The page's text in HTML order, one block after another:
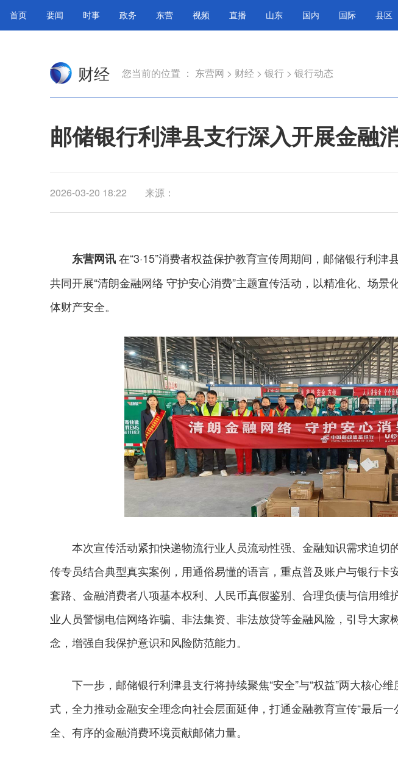
首页 要闻 时事 政务 东营 视频 直播 山东 国内 国际 县区
财经 您当前的位置 ： 东营网 > 财经 > 银行 > 银行动态
邮储银行利津县支行深入开展金融
2026-03-20 18:22 来源：
东营网讯在“3·15”消费者权益保护教育宣传周期间，邮储银行利津
共同开展“清朗金融网络 守护安心消费”主题宣传活动，以精准化、场景
体财产安全。
本次宣传活动紧扣快递物流行业人员流动性强、金融知识需求迫切
传专员结合典型真实案例，用通俗易懂的语言，重点普及账户与银行卡
套路、金融消费者八项基本权利、人民币真假鉴别、合理负债与信用维
业人员警惕电信网络诈骗、非法集资、非法放贷等金融风险，引导大家
念，增强自我保护意识和风险防范能力。
下一步，邮储银行利津县支行将持续聚焦“安全”与“权益”两大核心
式，全力推动金融安全理念向社会层面延伸，打通金融教育宣传“最后
全、有序的金融消费环境贡献邮储力量。